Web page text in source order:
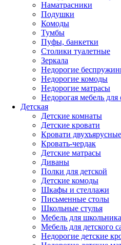
Наматрасники
Подушки
Комоды
Тумбы
Пуфы, банкетки
Столики туалетные
Зеркала
Недорогие
Недорогие комоды
Недорогие матрасы
Недорогая мебель для
Детская
Детские комнаты
Детские кровати
Кровати двухъярусные
Кровать-чердак
Детские матрасы
Диваны
Полки для детской
Детские комоды
Шкафы и стеллажи
Письменные столы
Школьные стулья
Мебель для школьника
Мебель для детского
Недорогие детские